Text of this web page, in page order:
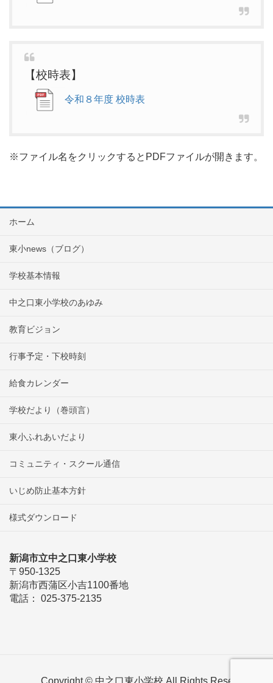
【校時表】
令和８年度 校時表
※ファイル名をクリックするとPDFファイルが開きます。
ホーム
東小news（ブログ）
学校基本情報
中之口東小学校のあゆみ
教育ビジョン
行事予定・下校時刻
給食カレンダー
学校だより（巻頭言）
東小ふれあいだより
コミュニティ・スクール通信
いじめ防止基本方針
様式ダウンロード
新潟市立中之口東小学校
〒950-1325
新潟市西蒲区小吉1100番地
電話： 025-375-2135